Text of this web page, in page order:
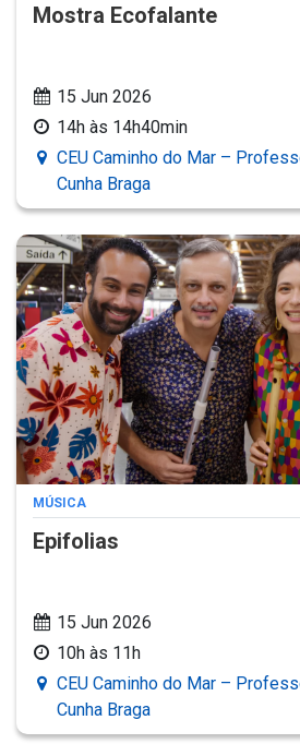
Mostra Ecofalante
15 Jun 2026
14h às 14h40min
CEU Caminho do Mar –
Cunha Braga
MÚSICA
Epifolias
15 Jun 2026
10h às 11h
CEU Caminho do Mar –
Cunha Braga